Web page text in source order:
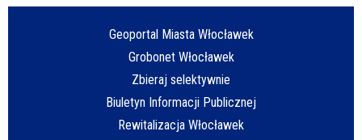
Geoportal Miasta Włocławek
Grobonet Włocławek
Zbieraj selektywnie
Biuletyn Informacji Publicznej
Rewitalizacja Włocławek